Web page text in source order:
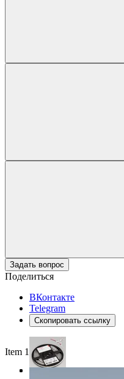
Задать вопрос
Поделиться
ВКонтакте
Telegram
Скопировать ссылку
Item 1 of 3